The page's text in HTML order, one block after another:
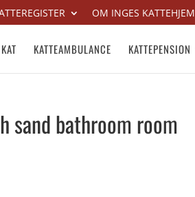
OM INGES KATTEHJEM
KATTEAMBULANCE KATTEPENSION
bathroom room